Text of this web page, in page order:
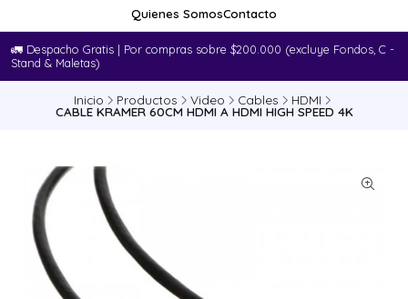
Quienes SomosContacto
🚛​ Despacho Gratis | Por compras sobre $200.000 (excluye Fondos, C -
Stand & Maletas)
Inicio Productos Video Cables HDMI
CABLE KRAMER 60CM HDMI A HDMI HIGH SPEED 4K